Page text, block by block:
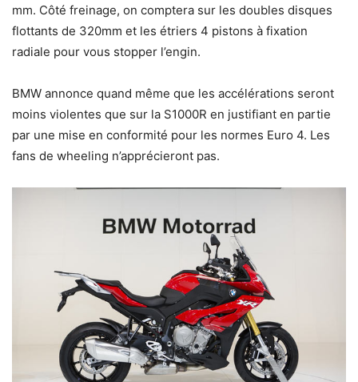
mm. Côté freinage, on comptera sur les doubles disques
flottants de 320mm et les étriers 4 pistons à fixation
radiale pour vous stopper l’engin.
BMW annonce quand même que les accélérations seront
moins violentes que sur la S1000R en justifiant en partie
par une mise en conformité pour les normes Euro 4. Les
fans de wheeling n’apprécieront pas.